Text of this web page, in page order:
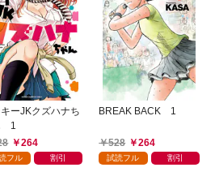
ーJKクズハナち
1
264
フル 割引
BREAK BACK 1
528 264
試読フル 割引